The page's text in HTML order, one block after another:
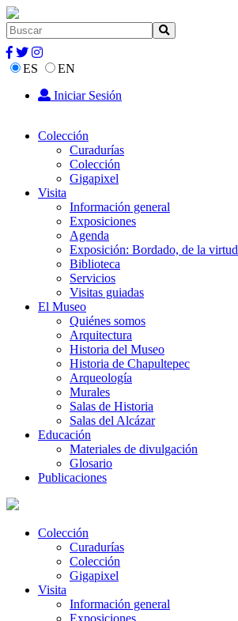
ES
EN
Iniciar Sesión
Colección
Curadurías
Colección
Gigapixel
Visita
Información general
Exposiciones
Agenda
Exposición: Bordado, de la virtud
Biblioteca
Servicios
Visitas guiadas
El Museo
Quiénes somos
Arquitectura
Historia del Museo
Historia de Chapultepec
Arqueología
Murales
Salas de Historia
Salas del Alcázar
Educación
Materiales de divulgación
Glosario
Publicaciones
Colección
Curadurías
Colección
Gigapixel
Visita
Información general
Exposiciones